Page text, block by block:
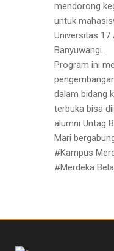
mendorong
untuk
Universitas
Banyuwangi.
Program ini
dalam bidang
terbuka bisa
alumni Untag
Mari
#Kampus
#Merdeka